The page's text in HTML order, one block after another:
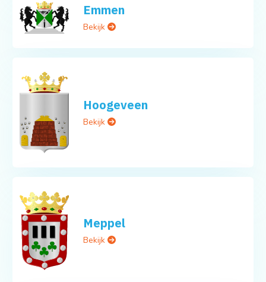
Emmen
Bekijk
Hoogeveen
Bekijk
Meppel
Bekijk